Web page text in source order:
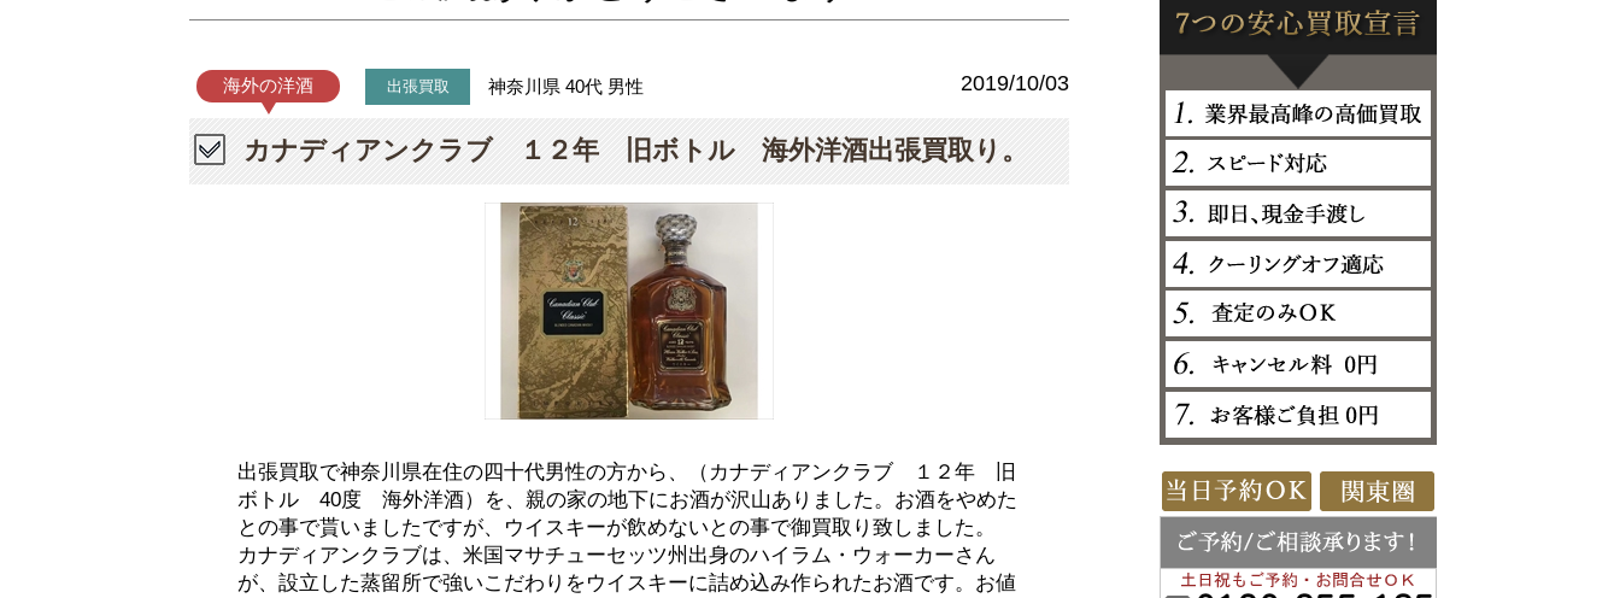
海外の洋酒 出張買取 神奈川県 40代 男性 2019/10/03
カナディアンクラブ １２年 旧ボトル 海外洋酒出張買取り。
出張買取で神奈川県在住の四十代男性の方から、（カナディアンクラブ １２年 旧
ボトル 40度 海外洋酒）を、親の家の地下にお酒が沢山ありました。お酒をやめた
との事で貰いましたですが、ウイスキーが飲めないとの事で御買取り致しました。
カナディアンクラブは、米国マサチューセッツ州出身のハイラム・ウォーカーさん
が、設立した蒸留所で強いこだわりをウイスキーに詰め込み作られたお酒です。お値